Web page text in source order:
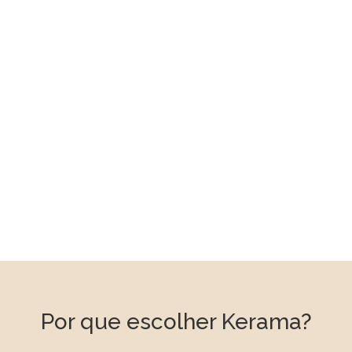
Por que escolher Kerama?